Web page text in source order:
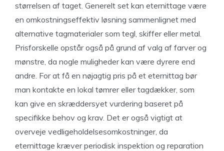
størrelsen af taget. Generelt set kan eternittage være
en omkostningseffektiv løsning sammenlignet med
alternative tagmaterialer som tegl, skiffer eller metal.
Prisforskelle opstår også på grund af valg af farver og
mønstre, da nogle muligheder kan være dyrere end
andre. For at få en nøjagtig pris på et eternittag bør
man kontakte en lokal tømrer eller tagdækker, som
kan give en skræddersyet vurdering baseret på
specifikke behov og krav. Det er også vigtigt at
overveje vedligeholdelsesomkostninger, da
eternittage kræver periodisk inspektion og reparation